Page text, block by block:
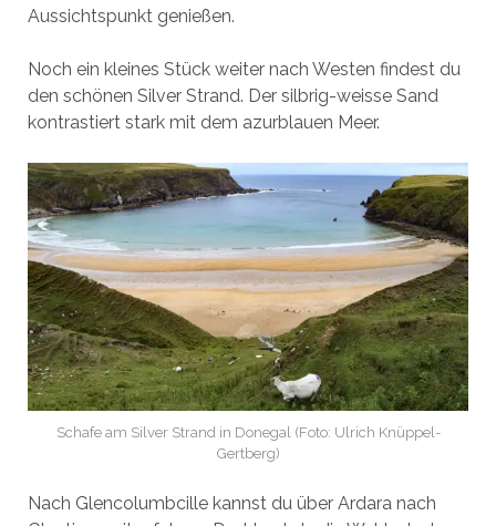
Aussichtspunkt genießen.
Noch ein kleines Stück weiter nach Westen findest du
den schönen Silver Strand. Der silbrig-weisse Sand
kontrastiert stark mit dem azurblauen Meer.
Schafe am Silver Strand in Donegal (Foto: Ulrich Knüppel-
Gertberg)
Nach Glencolumbcille kannst du über Ardara nach